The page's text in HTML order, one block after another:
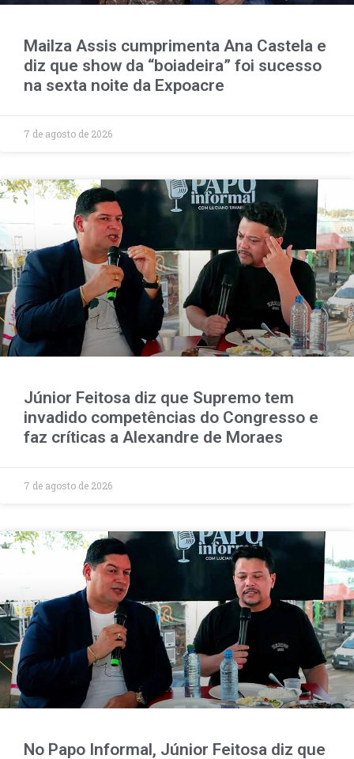
Mailza Assis cumprimenta Ana Castela e
diz que show da “boiadeira” foi sucesso
na sexta noite da Expoacre
7 de agosto de 2026
Júnior Feitosa diz que Supremo tem
invadido competências do Congresso e
faz críticas a Alexandre de Moraes
7 de agosto de 2026
No Papo Informal, Júnior Feitosa diz que